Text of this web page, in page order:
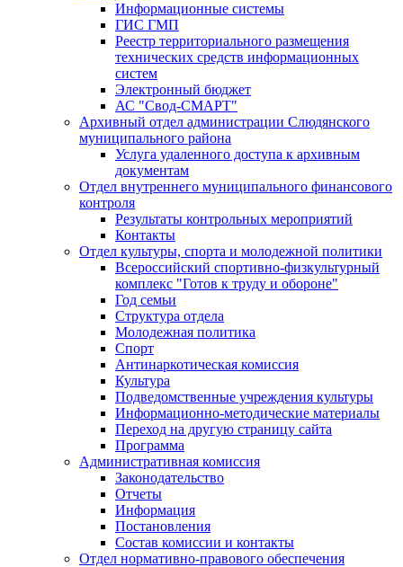
Информационные системы
ГИС ГМП
Реестр территориального размещения
технических средств информационных
систем
Электронный бюджет
АС "Свод-СМАРТ"
Архивный отдел администрации Слюдянского
муниципального района
Услуга удаленного доступа к архивным
документам
Отдел внутреннего муниципального финансового
контроля
Результаты контрольных мероприятий
Контакты
Отдел культуры, спорта и молодежной политики
Всероссийский спортивно-физкультурный
комплекс "Готов к труду и обороне"
Год семьи
Структура отдела
Молодежная политика
Спорт
Антинаркотическая комиссия
Культура
Подведомственные учреждения культуры
Информационно-методические материалы
Переход на другую страницу сайта
Программа
Административная комиссия
Законодательство
Отчеты
Информация
Постановления
Состав комиссии и контакты
Отдел нормативно-правового обеспечения